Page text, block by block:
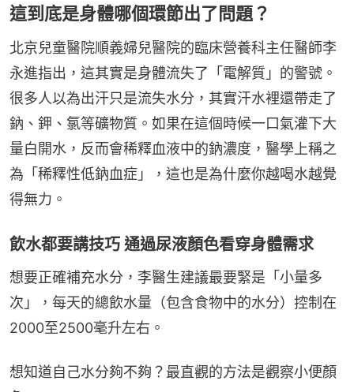
這到底是身體哪個環節出了問題？
北京兒童醫院順義婦兒醫院的臨床營養科主任醫師李
永進指出，這其實是身體流失了「電解質」的警號。
很多人以為出汗只是流失水分，其實汗水裡還帶走了
鈉、鉀、氯等礦物質。如果在這個時候一口氣灌下大
量白開水，反而會稀釋血液中的鈉濃度，醫學上稱之
為「稀釋性低鈉血症」，這也是為什麼你越喝水越覺
得無力。
飲水都要講技巧 通過尿液顏色看穿身體需求
想要正確補充水分，李醫生建議最要緊是「小量多
次」，每天的總飲水量（包含食物中的水分）控制在
2000至2500毫升左右。
想知道自己水分夠不夠？最直觀的方法是觀察小便顏